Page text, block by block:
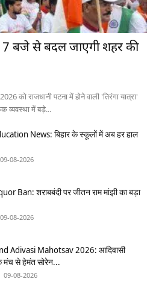
बजे से बदल जाएगी शहर की
को राजधानी पटना में होने वाली 'तिरंगा यात्रा'
व्यवस्था में बड़े...
News: बिहार के स्कूलों में अब हर हाल
09-08-2026
Ban: शराबबंदी पर जीतन राम मांझी का बड़ा
09-08-2026
Adivasi Mahotsav 2026: आदिवासी
मंच से हेमंत सोरेन...
09-08-2026